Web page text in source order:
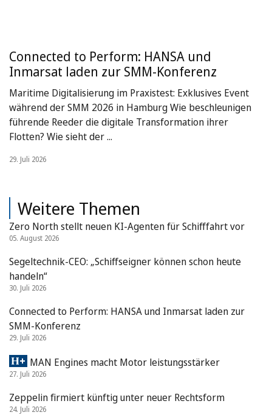
Connected to Perform: HANSA und
Inmarsat laden zur SMM-Konferenz
Maritime Digitalisierung im Praxistest: Exklusives Event
während der SMM 2026 in Hamburg Wie beschleunigen
führende Reeder die digitale Transformation ihrer
Flotten? Wie sieht der ...
29. Juli 2026
Weitere Themen
Zero North stellt neuen KI-Agenten für Schifffahrt vor
05. August 2026
Segeltechnik-CEO: „Schiffseigner können schon heute
handeln“
30. Juli 2026
Connected to Perform: HANSA und Inmarsat laden zur
SMM-Konferenz
29. Juli 2026
MAN Engines macht Motor leistungsstärker
27. Juli 2026
Zeppelin firmiert künftig unter neuer Rechtsform
24. Juli 2026